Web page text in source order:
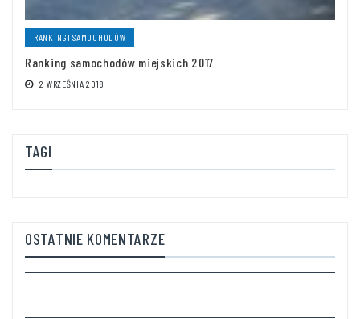
RANKINGI SAMOCHODÓW
Ranking samochodów miejskich 2017
2 WRZEŚNIA 2018
TAGI
OSTATNIE KOMENTARZE